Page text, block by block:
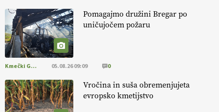
[EKOloško = LOGIČNO
kmetijstva in uspešno prenovo kmetij
https://t.co/RRn8unbwXp @EUAgri #IMCAP #CAP
https://t.co/mnLHFv2VuP
[EKOloško = LOGIČNO
Pomagajmo družini Bregar po
uničujočem požaru
Kmečki Glas 05.08.26 09:09 0
Vročina in suša obremenjujeta
evropsko kmetijstvo